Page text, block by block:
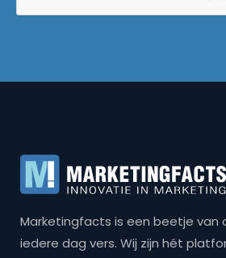
Marketingfacts is een beetje van
iedere dag vers. Wij zijn hét